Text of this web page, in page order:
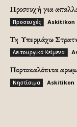
Προσευχή για
Προσευχές Askitikon
Τη Υπερμάχω
Λειτουργικά Κείμενα
Πορτοκαλόπιτα
Νηστίσιμα Askitikon